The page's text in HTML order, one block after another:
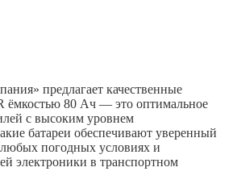
предлагает качественные
ёмкостью 80 Ач — это оптимальное
с высоким уровнем
батареи обеспечивают уверенный
любых погодных условиях и
электроники в транспортном